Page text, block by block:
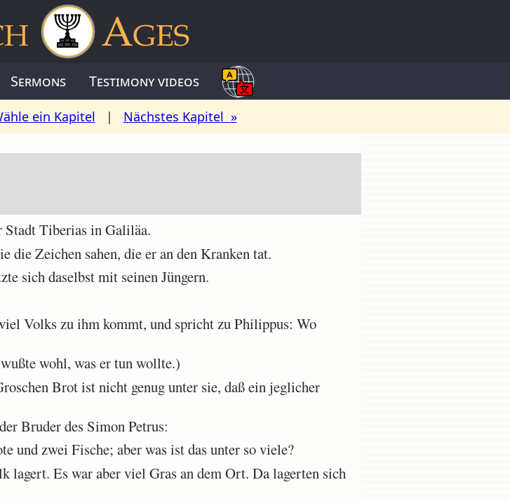
Sermons Testimony videos
ein Kapitel | Nächstes Kapitel »
Stadt Tiberias in Galiläa.
die Zeichen sahen, die er an den Kranken tat.
sich daselbst mit seinen Jüngern.
Volks zu ihm kommt, und spricht zu Philippus: Wo
wohl, was er tun wollte.)
Brot ist nicht genug unter sie, daß ein jeglicher
Bruder des Simon Petrus:
und zwei Fische; aber was ist das unter so viele?
lagert. Es war aber viel Gras an dem Ort. Da lagerten sich